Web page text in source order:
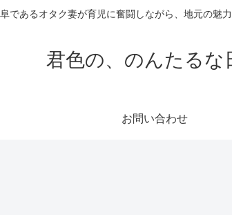
であるオタク妻が育児に奮闘しながら、地元の魅
君色の、のんたるな
お問い合わせ